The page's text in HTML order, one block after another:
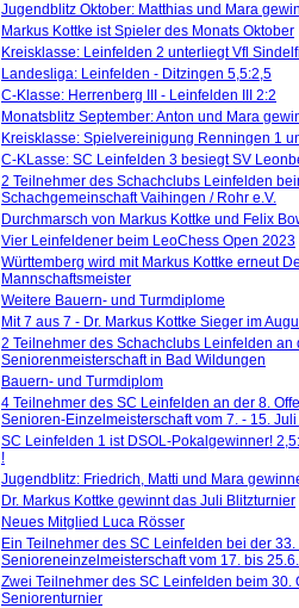
Jugendblitz Oktober: Matthias und Mara
Markus Kottke ist Spieler des Monats Oktober
Kreisklasse: Leinfelden 2 unterliegt Vfl
Landesliga: Leinfelden - Ditzingen 5,5:2,5
C-Klasse: Herrenberg III - Leinfelden III 2:2
Monatsblitz September: Anton und Mara
Kreisklasse: Spielvereinigung Renningen 1
C-KLasse: SC Leinfelden 3 besiegt SV
2 Teilnehmer des Schachclubs Leinfelden
Schachgemeinschaft Vaihingen / Rohr e.V.
Durchmarsch von Markus Kottke und Felix
Vier Leinfeldener beim LeoChess Open 2023
Württemberg wird mit Markus Kottke erneut
Mannschaftsmeister
Weitere Bauern- und Turmdiplome
Mit 7 aus 7 - Dr. Markus Kottke Sieger im
2 Teilnehmer des Schachclubs Leinfelden an
Seniorenmeisterschaft in Bad Wildungen
Bauern- und Turmdiplom
4 Teilnehmer des SC Leinfelden an der 8.
Senioren-Einzelmeisterschaft vom 7. - 15.
SC Leinfelden 1 ist DSOL-Pokalgewinner!
!
Jugendblitz: Friedrich, Matti und Mara
Dr. Markus Kottke gewinnt das Juli Blitzturnier
Neues Mitglied Luca Rösser
Ein Teilnehmer des SC Leinfelden bei der
Senioreneinzelmeisterschaft vom 17. bis
Zwei Teilnehmer des SC Leinfelden beim
Seniorenturnier